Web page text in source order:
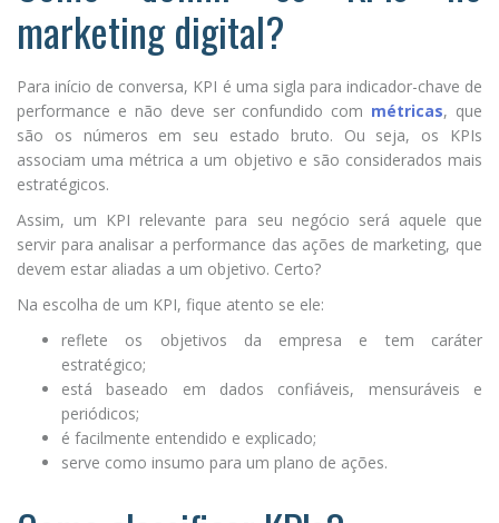
marketing digital?
Para início de conversa, KPI é uma sigla para indicador-chave de
performance e não deve ser confundido com métricas, que
são os números em seu estado bruto. Ou seja, os KPIs
associam uma métrica a um objetivo e são considerados mais
estratégicos.
Assim, um KPI relevante para seu negócio será aquele que
servir para analisar a performance das ações de marketing, que
devem estar aliadas a um objetivo. Certo?
Na escolha de um KPI, fique atento se ele:
reflete os objetivos da empresa e tem caráter
estratégico;
está baseado em dados confiáveis, mensuráveis e
periódicos;
é facilmente entendido e explicado;
serve como insumo para um plano de ações.